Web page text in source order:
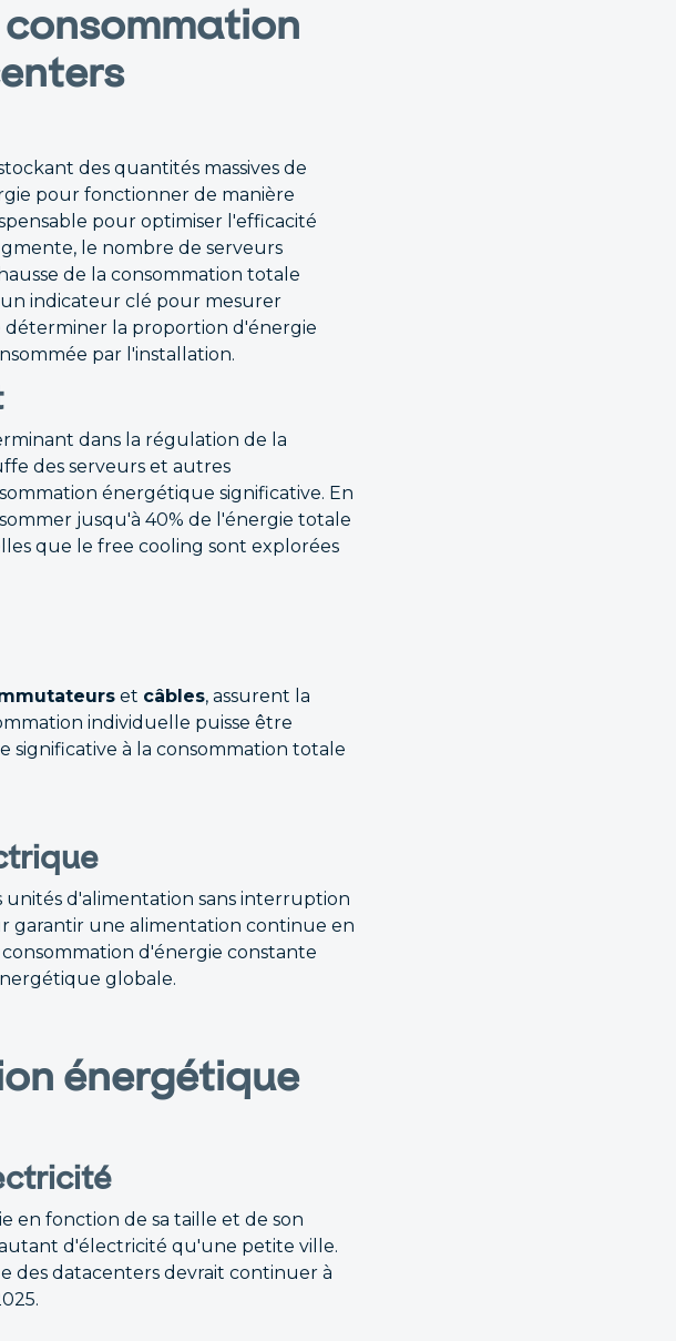
des quantités massives de
pour fonctionner de manière
pour optimiser l'efficacité
le nombre de serveurs
de la consommation totale
un indicateur clé pour mesurer
la proportion d'énergie
par l'installation.
dans la régulation de la
des serveurs et autres
énergétique significative. En
jusqu'à 40% de l'énergie totale
que le free cooling sont explorées
et câbles, assurent la
individuelle puisse être
à la consommation totale
unités d'alimentation sans interruption
garantir une alimentation continue en
d'énergie constante
globale.
énergétique
en fonction de sa taille et de son
d'électricité qu'une petite ville.
des datacenters devrait continuer à